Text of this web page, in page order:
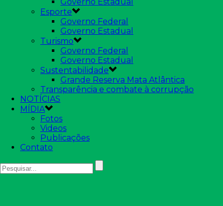
Esporte
Governo Federal
Governo Estadual
Turismo
Governo Federal
Governo Estadual
Sustentabilidade
Grande Reserva Mata Atlântica
Transparência e combate à corrupção
NOTÍCIAS
MÍDIA
Fotos
Videos
Publicações
Contato